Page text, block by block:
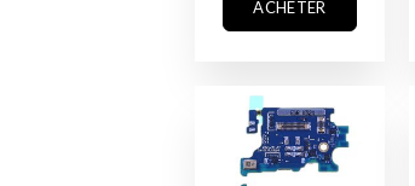
ACHETER